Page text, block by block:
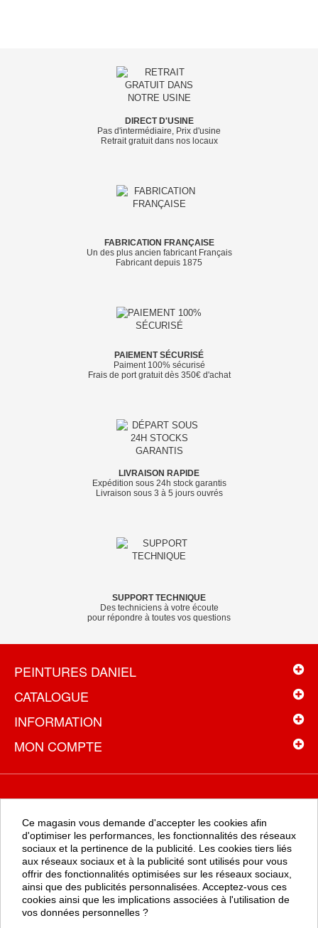
DIRECT D'USINE
Pas d'intermédiaire, Prix d'usine
Retrait gratuit dans nos locaux
FABRICATION FRANÇAISE
Un des plus ancien fabricant Français
Fabricant depuis 1875
PAIEMENT SÉCURISÉ
Paiment 100% sécurisé
Frais de port gratuit dès 350€ d'achat
LIVRAISON RAPIDE
Expédition sous 24h stock garantis
Livraison sous 3 à 5 jours ouvrés
SUPPORT TECHNIQUE
Des techniciens à votre écoute
pour répondre à toutes vos questions
PEINTURES DANIEL
CATALOGUE
INFORMATION
MON COMPTE
Recevez toutes les promotions en exclusivité en vous inscrivant à
la newsletter
OK
Ce magasin vous demande d'accepter les cookies afin
d'optimiser les performances, les fonctionnalités des réseaux
sociaux et la pertinence de la publicité. Les cookies tiers liés
aux réseaux sociaux et à la publicité sont utilisés pour vous
offrir des fonctionnalités optimisées sur les réseaux sociaux,
ainsi que des publicités personnalisées. Acceptez-vous ces
cookies ainsi que les implications associées à l'utilisation de
vos données personnelles ?